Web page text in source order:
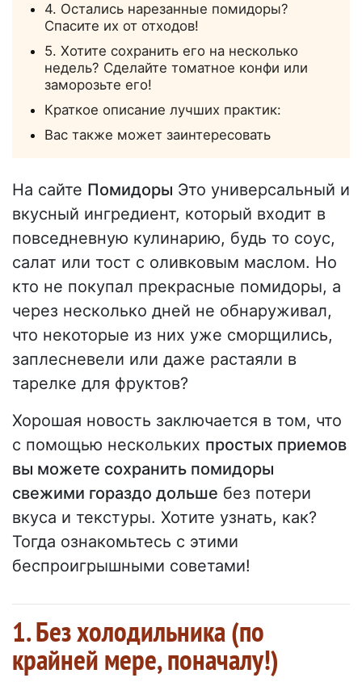
4. Остались нарезанные помидоры?
Спасите их от отходов!
5. Хотите сохранить его на несколько
недель? Сделайте томатное конфи или
заморозьте его!
Краткое описание лучших практик:
Вас также может заинтересовать
На сайте Помидоры Это универсальный и
вкусный ингредиент, который входит в
повседневную кулинарию, будь то соус,
салат или тост с оливковым маслом. Но
кто не покупал прекрасные помидоры, а
через несколько дней не обнаруживал,
что некоторые из них уже сморщились,
заплесневели или даже растаяли в
тарелке для фруктов?
Хорошая новость заключается в том, что
с помощью нескольких простых приемов
вы можете сохранить помидоры
свежими гораздо дольше без потери
вкуса и текстуры. Хотите узнать, как?
Тогда ознакомьтесь с этими
беспроигрышными советами!
1. Без холодильника (по
крайней мере, поначалу!)